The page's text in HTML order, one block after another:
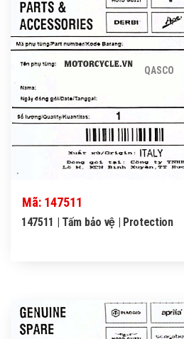
QASCO
Mã: 147511
147511 | Tấm bảo vệ | Protection